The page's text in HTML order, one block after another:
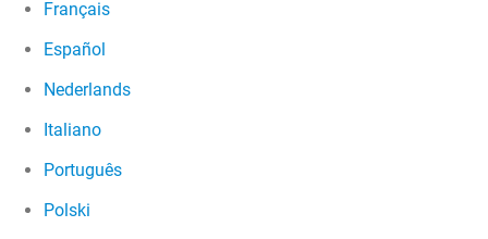
Français
Español
Nederlands
Italiano
Português
Polski